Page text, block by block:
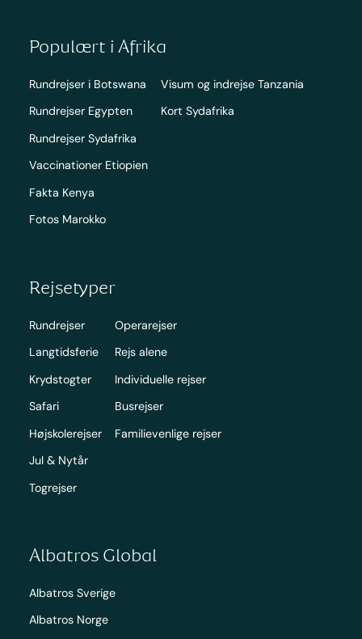
Populært i Afrika
Rundrejser i Botswana
Rundrejser Egypten
Rundrejser Sydafrika
Vaccinationer Etiopien
Fakta Kenya
Fotos Marokko
Visum og indrejse Tanzania
Kort Sydafrika
Rejsetyper
Rundrejser
Langtidsferie
Krydstogter
Safari
Højskolerejser
Jul & Nytår
Togrejser
Operarejser
Rejs alene
Individuelle rejser
Busrejser
Familievenlige rejser
Albatros Global
Albatros Sverige
Albatros Norge